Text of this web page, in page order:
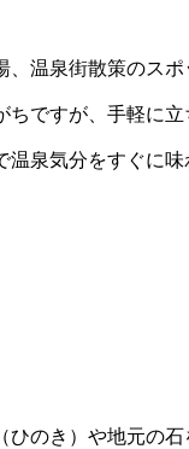
温泉街散策のス
ですが、手軽に立
泉気分をすぐに
のき）や地元の